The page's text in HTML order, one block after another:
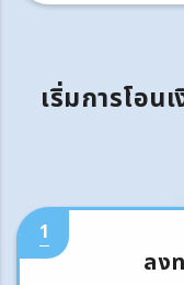
เริ่มการโอน
1
ลง